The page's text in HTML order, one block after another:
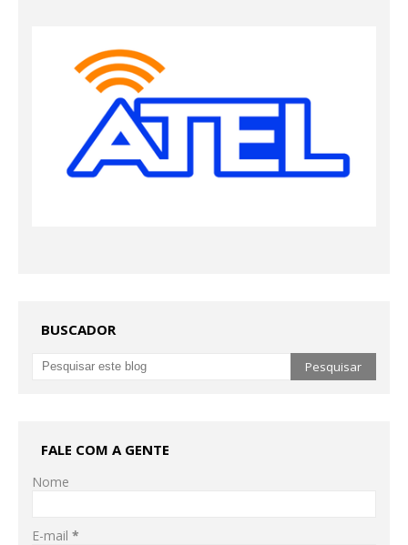
BUSCADOR
FALE COM A GENTE
Nome
E-mail *